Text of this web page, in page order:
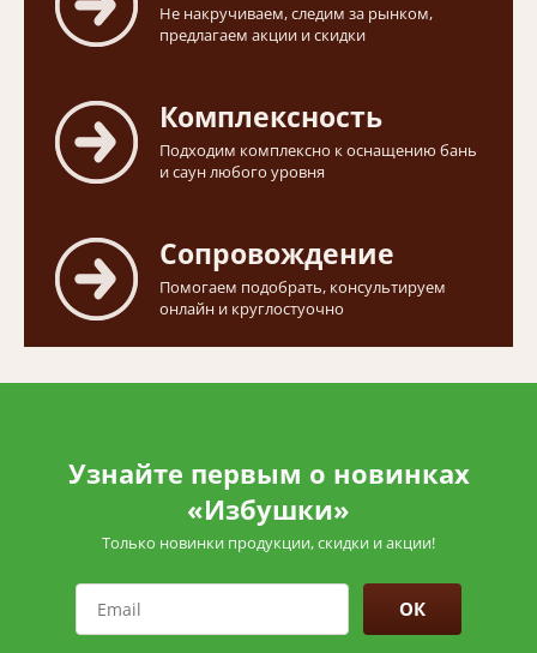
Не накручиваем, следим за рынком,
предлагаем акции и скидки
Комплексность
Подходим комплексно к оснащению бань
и саун любого уровня
Сопровождение
Помогаем подобрать, консультируем
онлайн и круглостуочно
Узнайте первым о новинках
«Избушки»
Только новинки продукции, скидки и акции!
ОК